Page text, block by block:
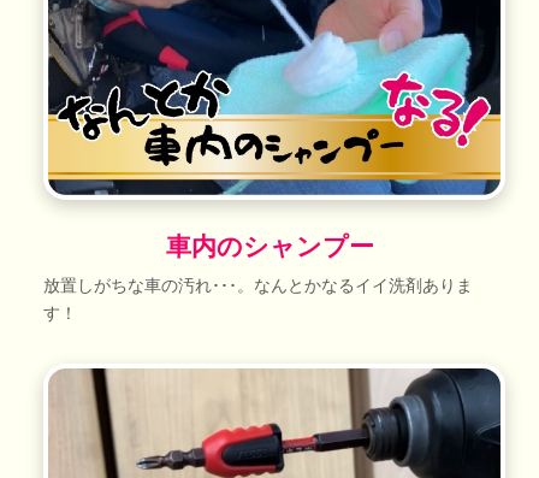
車内のシャンプー
放置しがちな車の汚れ･･･。なんとかなるイイ洗剤ありま
す！